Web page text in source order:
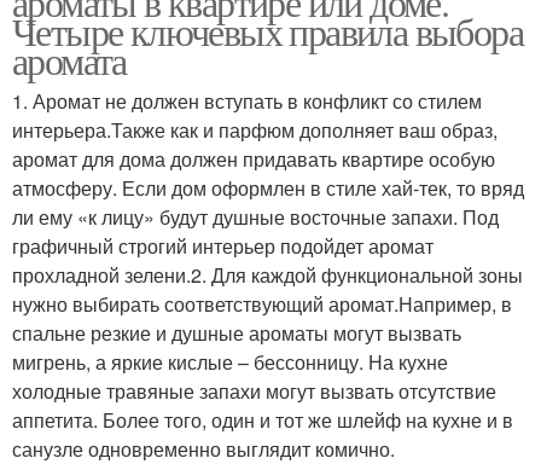
Четыре ключевых правила выбора
аромата
1. Аромат не должен вступать в конфликт со стилем
интерьера.Также как и парфюм дополняет ваш образ,
аромат для дома должен придавать квартире особую
атмосферу. Если дом оформлен в стиле хай-тек, то вряд
ли ему «к лицу» будут душные восточные запахи. Под
графичный строгий интерьер подойдет аромат
прохладной зелени.2. Для каждой функциональной зоны
нужно выбирать соответствующий аромат.Например, в
спальне резкие и душные ароматы могут вызвать
мигрень, а яркие кислые – бессонницу. На кухне
холодные травяные запахи могут вызвать отсутствие
аппетита. Более того, один и тот же шлейф на кухне и в
санузле одновременно выглядит комично.